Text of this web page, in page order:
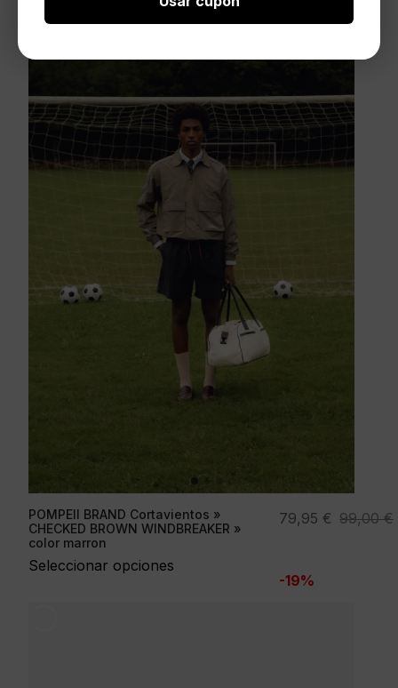
POMPEII BRAND Cortavientos »
CHECKED BROWN WINDBREAKER »
color marron
Seleccionar opciones
99,00€
El
era:
79,95 €
El
es:
-19%